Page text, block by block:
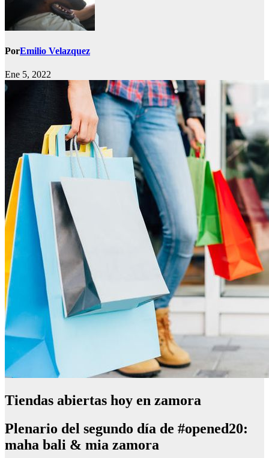
PorEmilio Velazquez
Ene 5, 2022
Tiendas abiertas hoy en zamora
Plenario del segundo día de #opened20:
maha bali & mia zamora